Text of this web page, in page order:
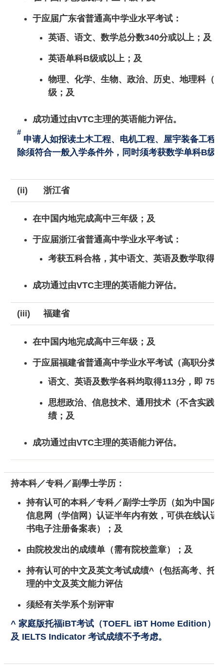
于应届广东省普通高中学业水平考试：
英语、语文、数学总分数340分或以上；及
英语单科B级或以上；及
物理、化学、生物、政治、历史、地理科
级；及
成功通过由VTC主理的英语能力评估。
#
申请人如报读土木工程、电机工程、屋宇装备工
除须符合一般入学条件外，同时须考获数学单科B
(ii) 浙江省
在中国内地完成高中三年级；及
于应届浙江省普通高中学业水平考试：
考获五科合格，其中语文、英语及数学取
成功通过由VTC主理的英语能力评估。
(iii) 福建省
在中国内地完成高中三年级；及
于应届福建省普通高中学业水平考试（高职分
语文、英语及数学各科均取得113分，即
思想政治、信息技术、通用技术（不含实
绩；及
成功通过由VTC主理的英语能力评估。
持本科／专科／副學士学历：
持有认可的本科／专科／副学士学历（如为中国
信息网（学信网）认证半年内有效，可供在线认
书电子注册备案表）；及
由院校发出的成绩单（需有院校盖章）；及
持有认可的中文及英文考试成绩^（包括高考、
理的中文及英文能力评估
须经有关学系个别评审
^ 家庭版托福iBT考试（TOEFL iBT Home Edition
及 IELTS Indicator 考试成绩不予考虑。